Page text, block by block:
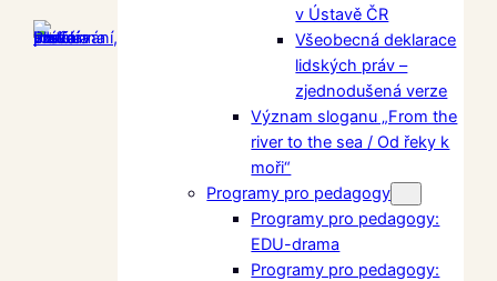
v Ústavě ČR
Všeobecná deklarace
lidských práv –
zjednodušená verze
Význam sloganu „From the
river to the sea / Od řeky k
moři“
Programy pro pedagogy
Programy pro pedagogy:
EDU-drama
Programy pro pedagogy: